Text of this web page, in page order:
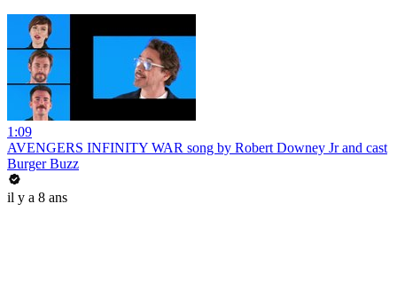
1:09
AVENGERS INFINITY WAR song by Robert Downey Jr and cast
Burger Buzz
il y a 8 ans